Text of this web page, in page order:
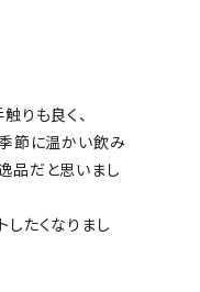
りも良く、
節に温かい飲み
品だと思いまし
たくなりまし